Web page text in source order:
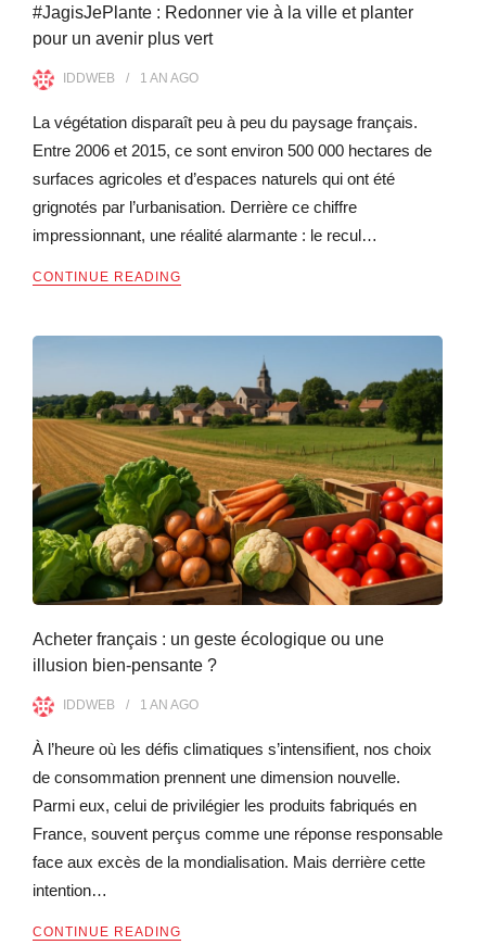
#JagisJePlante : Redonner vie à la ville et planter
pour un avenir plus vert
IDDWEB 1 AN AGO
La végétation disparaît peu à peu du paysage français.
Entre 2006 et 2015, ce sont environ 500 000 hectares de
surfaces agricoles et d’espaces naturels qui ont été
grignotés par l’urbanisation. Derrière ce chiffre
impressionnant, une réalité alarmante : le recul…
CONTINUE READING
Acheter français : un geste écologique ou une
illusion bien-pensante ?
IDDWEB 1 AN AGO
À l’heure où les défis climatiques s’intensifient, nos choix
de consommation prennent une dimension nouvelle.
Parmi eux, celui de privilégier les produits fabriqués en
France, souvent perçus comme une réponse responsable
face aux excès de la mondialisation. Mais derrière cette
intention…
CONTINUE READING